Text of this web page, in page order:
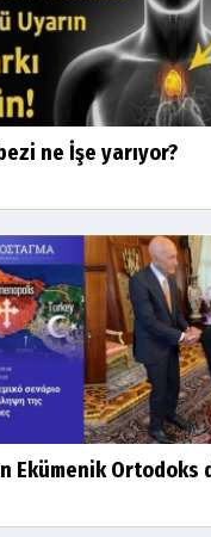
ne İşe yarıyor?
Ekümenik Ortodoks